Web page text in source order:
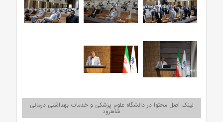
لینک اصل محتوا در دانشگاه علوم پزشکی و خدمات بهداشتی درمانی
شاهرود